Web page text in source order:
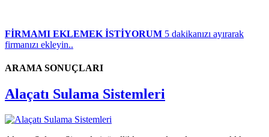
FİRMAMI EKLEMEK İSTİYORUM 5 dakikanızı ayırarak
firmanızı ekleyin..
ARAMA SONUÇLARI
Alaçatı Sulama Sistemleri